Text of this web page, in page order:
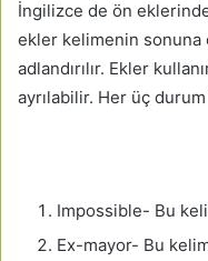
İngilizce de ön
ekler kelimenin
adlandırılır. Ekler
ayrılabilir. Her üç
Impossible- Bu
Ex-mayor- Bu